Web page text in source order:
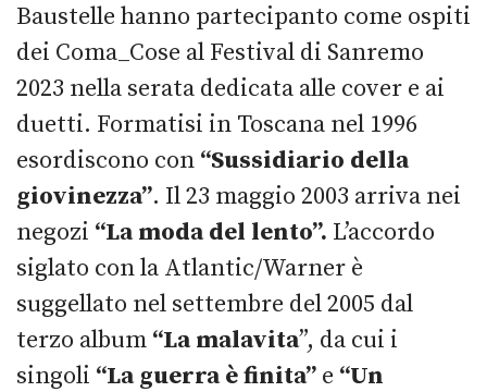
Baustelle hanno partecipanto come ospiti
dei Coma_Cose al Festival di Sanremo
2023 nella serata dedicata alle cover e ai
duetti. Formatisi in Toscana nel 1996
esordiscono con “Sussidiario della
giovinezza”. Il 23 maggio 2003 arriva nei
negozi “La moda del lento”. L’accordo
siglato con la Atlantic/Warner è
suggellato nel settembre del 2005 dal
terzo album “La malavita”, da cui i
singoli “La guerra è finita” e “Un